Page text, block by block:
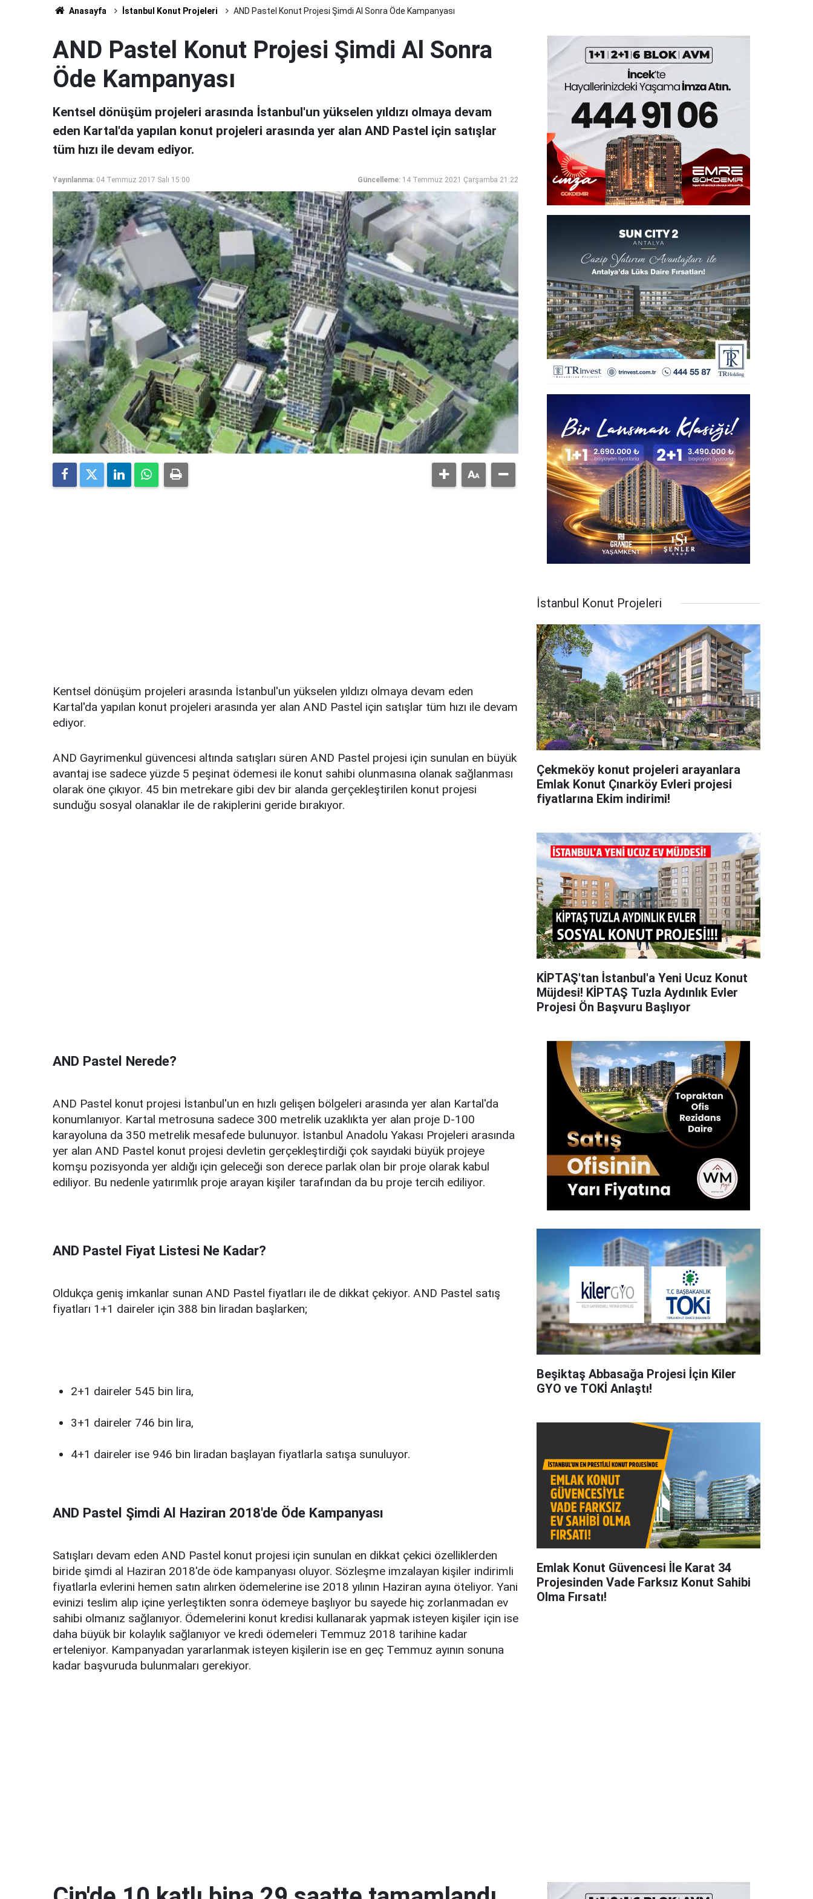
Anasayfa İstanbul Konut Projeleri AND Pastel Konut Projesi Şimdi Al Sonra Öde Kampanyası
AND Pastel Konut Projesi Şimdi Al Sonra
Öde Kampanyası
Kentsel dönüşüm projeleri arasında İstanbul'un yükselen yıldızı olmaya devam
eden Kartal'da yapılan konut projeleri arasında yer alan AND Pastel için satışlar
tüm hızı ile devam ediyor.
Yayınlanma: 04 Temmuz 2017 Salı 15:00 Güncelleme: 14 Temmuz 2021 Çarşamba 21:22
Kentsel dönüşüm projeleri arasında İstanbul'un yükselen yıldızı olmaya devam eden
Kartal'da yapılan konut projeleri arasında yer alan AND Pastel için satışlar tüm hızı ile devam
ediyor.
AND Gayrimenkul güvencesi altında satışları süren AND Pastel projesi için sunulan en büyük
avantaj ise sadece yüzde 5 peşinat ödemesi ile konut sahibi olunmasına olanak sağlanması
olarak öne çıkıyor. 45 bin metrekare gibi dev bir alanda gerçekleştirilen konut projesi
sunduğu sosyal olanaklar ile de rakiplerini geride bırakıyor.
AND Pastel Nerede?
AND Pastel konut projesi İstanbul'un en hızlı gelişen bölgeleri arasında yer alan Kartal'da
konumlanıyor. Kartal metrosuna sadece 300 metrelik uzaklıkta yer alan proje D-100
karayoluna da 350 metrelik mesafede bulunuyor. İstanbul Anadolu Yakası Projeleri arasında
yer alan AND Pastel konut projesi devletin gerçekleştirdiği çok sayıdaki büyük projeye
komşu pozisyonda yer aldığı için geleceği son derece parlak olan bir proje olarak kabul
ediliyor. Bu nedenle yatırımlık proje arayan kişiler tarafından da bu proje tercih ediliyor.
AND Pastel Fiyat Listesi Ne Kadar?
Oldukça geniş imkanlar sunan AND Pastel fiyatları ile de dikkat çekiyor. AND Pastel satış
fiyatları 1+1 daireler için 388 bin liradan başlarken;
2+1 daireler 545 bin lira,
3+1 daireler 746 bin lira,
4+1 daireler ise 946 bin liradan başlayan fiyatlarla satışa sunuluyor.
AND Pastel Şimdi Al Haziran 2018'de Öde Kampanyası
Satışları devam eden AND Pastel konut projesi için sunulan en dikkat çekici özelliklerden
biride şimdi al Haziran 2018'de öde kampanyası oluyor. Sözleşme imzalayan kişiler indirimli
fiyatlarla evlerini hemen satın alırken ödemelerine ise 2018 yılının Haziran ayına öteliyor. Yani
evinizi teslim alıp içine yerleştikten sonra ödemeye başlıyor bu sayede hiç zorlanmadan ev
sahibi olmanız sağlanıyor. Ödemelerini konut kredisi kullanarak yapmak isteyen kişiler için ise
daha büyük bir kolaylık sağlanıyor ve kredi ödemeleri Temmuz 2018 tarihine kadar
erteleniyor. Kampanyadan yararlanmak isteyen kişilerin ise en geç Temmuz ayının sonuna
kadar başvuruda bulunmaları gerekiyor.
İstanbul Konut Projeleri
Çekmeköy konut projeleri arayanlara
Emlak Konut Çınarköy Evleri projesi
fiyatlarına Ekim indirimi!
KİPTAŞ'tan İstanbul'a Yeni Ucuz Konut
Müjdesi! KİPTAŞ Tuzla Aydınlık Evler
Projesi Ön Başvuru Başlıyor
Beşiktaş Abbasağa Projesi İçin Kiler
GYO ve TOKİ Anlaştı!
Emlak Konut Güvencesi İle Karat 34
Projesinden Vade Farksız Konut Sahibi
Olma Fırsatı!